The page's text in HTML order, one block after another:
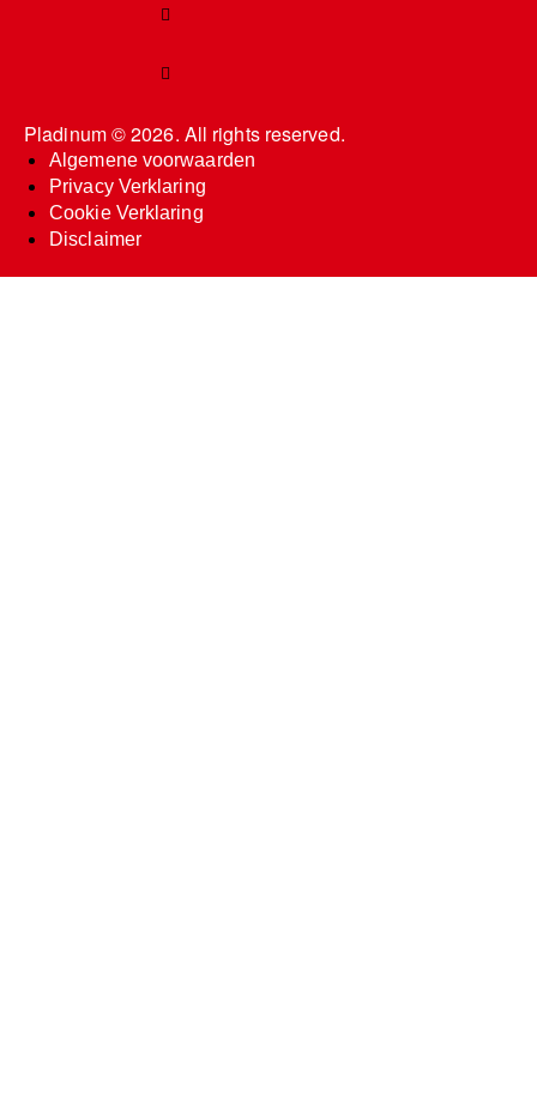
Pladinum© 2026. All rights reserved.
Algemene voorwaarden
Privacy Verklaring
Cookie Verklaring
Disclaimer